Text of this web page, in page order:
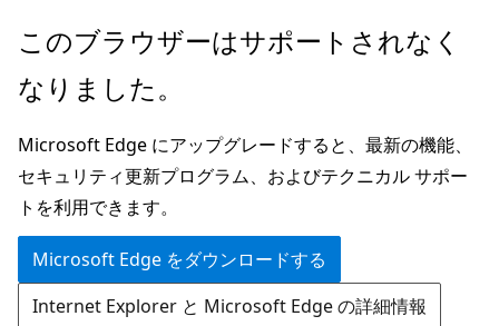
メ
ン
ン
テ
ン
ツ
に
ス
ペ
ジ
ナ
ビ
ゲ
ー
シ
ョ
このブラウザーはサポートされなく
なりました。
Microsoft Edge にアップグレードすると、最新の機能、
セキュリティ更新プログラム、およびテクニカル サポー
トを利用できます。
Microsoft Edge をダウンロードする
Internet Explorer と Microsoft Edge の詳細情報